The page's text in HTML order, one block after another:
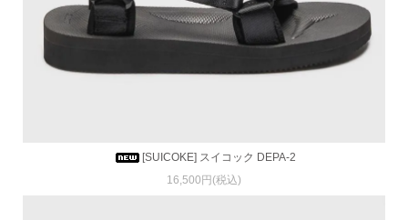
[SUICOKE] スイコック DEPA-2
16,500円(税込)